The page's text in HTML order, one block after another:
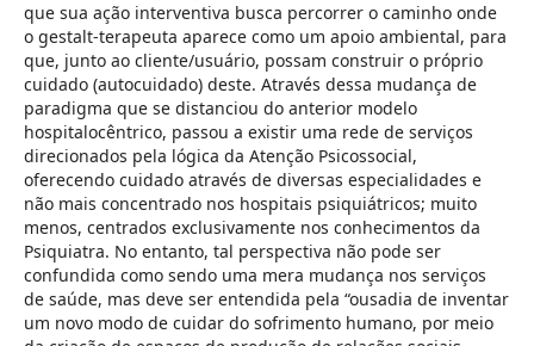
que sua ação interventiva busca percorrer o caminho onde
o gestalt-terapeuta aparece como um apoio ambiental, para
que, junto ao cliente/usuário, possam construir o próprio
cuidado (autocuidado) deste. Através dessa mudança de
paradigma que se distanciou do anterior modelo
hospitalocêntrico, passou a existir uma rede de serviços
direcionados pela lógica da Atenção Psicossocial,
oferecendo cuidado através de diversas especialidades e
não mais concentrado nos hospitais psiquiátricos; muito
menos, centrados exclusivamente nos conhecimentos da
Psiquiatra. No entanto, tal perspectiva não pode ser
confundida como sendo uma mera mudança nos serviços
de saúde, mas deve ser entendida pela “ousadia de inventar
um novo modo de cuidar do sofrimento humano, por meio